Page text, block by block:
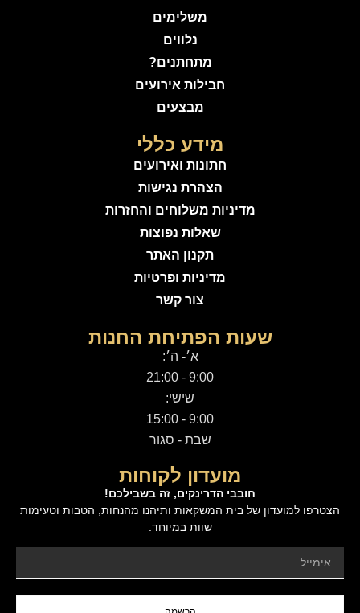
משלימים
נלווים
מתחתנים?
חבילות אירועים
מבצעים
מידע כללי
חתונות ואירועים
הצהרת נגישות
מדיניות משלוחים והחזרות
שאלות נפוצות
תקנון האתר
מדיניות ופרטיות
צור קשר
שעות הפתיחת החנות
א׳- ה׳:
9:00 - 21:00
שישי:
9:00 - 15:00
שבת - סגור
מועדון לקוחות
חובבי הדרינקים, זה בשבילכם!
הצטרפו למועדון של בית המשקאות ותיהנו מהנחות, הטבות וטעימות
שוות במיוחד.